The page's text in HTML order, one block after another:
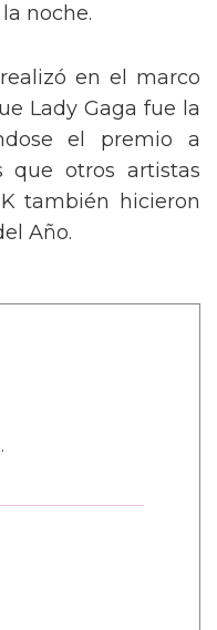
noche.
en el marco
Lady Gaga fue la
el premio a
que otros artistas
también hicieron
Año.